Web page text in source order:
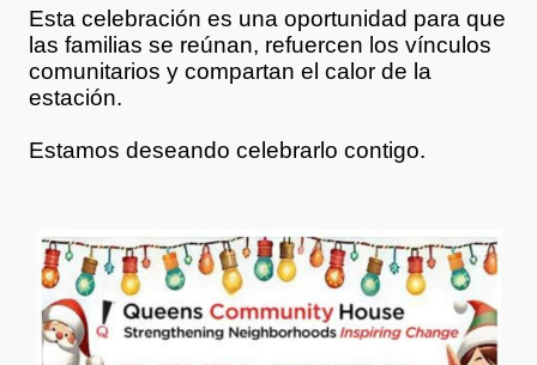
Esta celebración es una oportunidad para que
las familias se reúnan, refuercen los vínculos
comunitarios y compartan el calor de la
estación.
Estamos deseando celebrarlo contigo.